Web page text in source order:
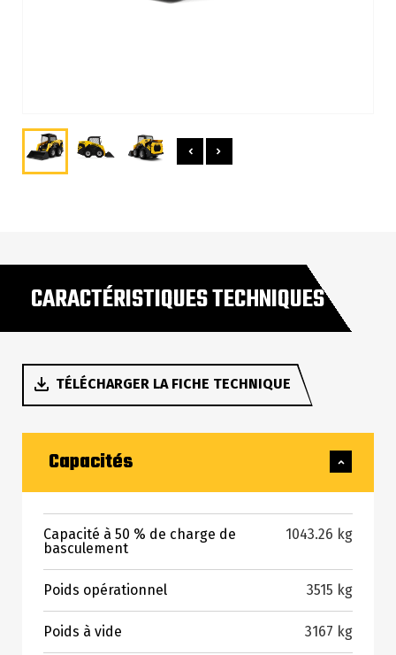
CARACTÉRISTIQUES TECHNIQUES
TÉLÉCHARGER LA FICHE TECHNIQUE
Capacités
Capacité à 50 % de charge de
basculement
1043.26 kg
Poids opérationnel 3515 kg
Poids à vide 3167 kg